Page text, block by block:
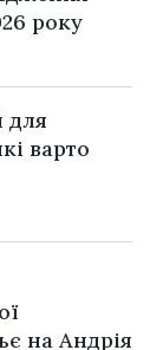
року
для
варто
на Андрія